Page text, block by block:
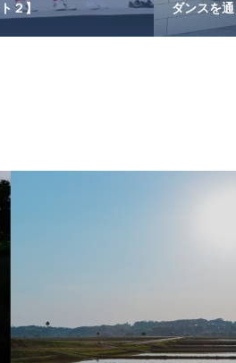
２】 ダンスを